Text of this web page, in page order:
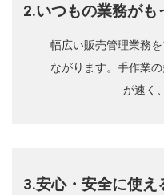
2.いつもの業務がも
幅広い販売管理業務
ながります。手作業
が速く
3.安心・安全に使え